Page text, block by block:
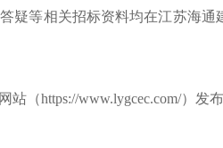
疑等相关招标资料均在江苏海
站 （https://www.lygcec.com/） 发布